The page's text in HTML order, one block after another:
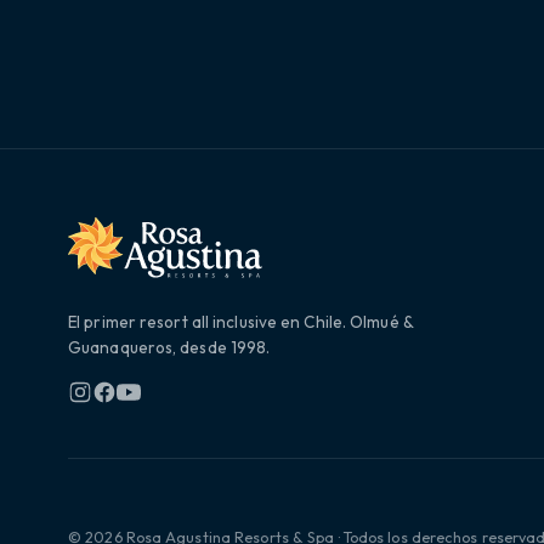
El primer resort all inclusive en Chile. Olmué &
Guanaqueros, desde 1998.
© 2026 Rosa Agustina Resorts & Spa · Todos los derechos